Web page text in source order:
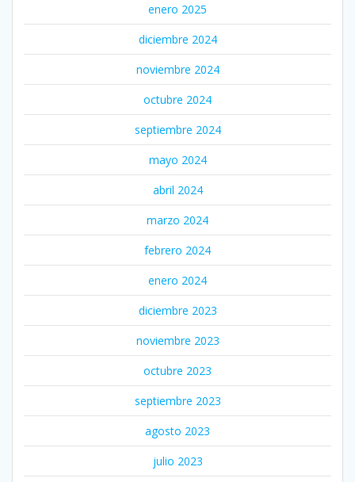
enero 2025
diciembre 2024
noviembre 2024
octubre 2024
septiembre 2024
mayo 2024
abril 2024
marzo 2024
febrero 2024
enero 2024
diciembre 2023
noviembre 2023
octubre 2023
septiembre 2023
agosto 2023
julio 2023